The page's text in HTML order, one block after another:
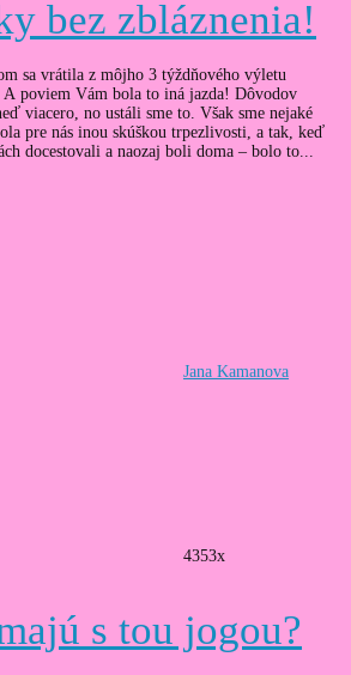
bez zbláznenia!
sa vrátila z môjho 3 týždňového výletu
A poviem Vám bola to iná jazda! Dôvodov
viacero, no ustáli sme to. Však sme nejaké
pre nás inou skúškou trpezlivosti, a tak, keď
docestovali a naozaj boli doma – bolo to...
Jana Kamanova
4353x
s tou jogou?